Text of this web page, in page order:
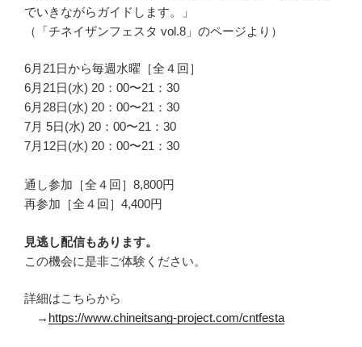
でいきながらガイドします。」
（「チネイザンフェスタ vol.8」のページより）
6月21日から毎週水曜［全４回］
6月21日(水) 20：00〜21：30
6月28日(水) 20：00〜21：30
7月 5日(水) 20：00〜21：30
7月12日(水) 20：00〜21：30
通し参加［全４回］8,800円
再参加［全４回］4,400円
見逃し配信もあります。
この機会に是非ご体験ください。
詳細はこちらから
→ https://www.chineitsang-project.com/cntfesta